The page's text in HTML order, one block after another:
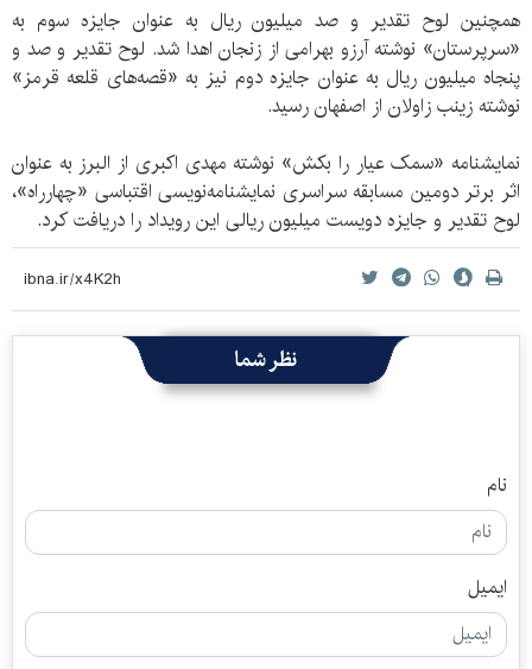
همچنین لوح تقدیر و صد میلیون ریال به عنوان جایزه سوم به
«سرپرستان» نوشته آرزو بهرامی از زنجان اهدا شد. لوح تقدیر و صد و
پنجاه میلیون ریال به عنوان جایزه دوم نیز به «قصه‌های قلعه قرمز»
نوشته زینب زاولان از اصفهان رسید.
نمایشنامه «سمک عیار را بکش» نوشته مهدی اکبری از البرز به عنوان
اثر برتر دومین مسابقه سراسری نمایشنامه‌نویسی اقتباسی «چهارراه»،
لوح تقدیر و جایزه دویست میلیون ریالی این رویداد را دریافت کرد.
نظر شما
نام
ایمیل